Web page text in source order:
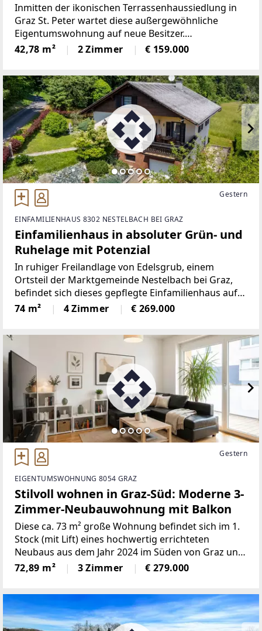
Inmitten der ikonischen Terrassenhaussiedlung in
Graz St. Peter wartet diese außergewöhnliche
Eigentumswohnung auf neue Besitzer.
Architektonisch ein Unikat, atmosphärisch ein
Refugium – mit viel Licht, Weitblick und einem ganz
42,78 m² 2 Zimmer € 159.000
Gestern
EINFAMILIENHAUS 8302 NESTELBACH BEI GRAZ
Einfamilienhaus in absoluter Grün- und
Ruhelage mit Potenzial
In ruhiger Freilandlage von Edelsgrub, einem
Ortsteil der Marktgemeinde Nestelbach bei Graz,
befindet sich dieses gepflegte Einfamilienhaus auf
einem im Widmungsgebiet Freiland gelegenen
Grundstück. Die Umgebung ist geprägt von Wiesen,
74 m² 4 Zimmer € 269.000
Gestern
EIGENTUMSWOHNUNG 8054 GRAZ
Stilvoll wohnen in Graz-Süd: Moderne 3-
Zimmer-Neubauwohnung mit Balkon
Diese ca. 73 m² große Wohnung befindet sich im 1.
Stock (mit Lift) eines hochwertig errichteten
Neubaus aus dem Jahr 2024 im Süden von Graz und
überzeugt durch moderne Ausstattung und eine
besonders durchdachte
72,89 m² 3 Zimmer € 279.000